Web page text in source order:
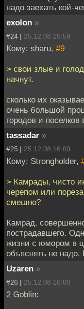
надо заехать кой-
exolon »
#24 | 25.12.08 15:59
Кому: sharu, #9
> свои злые и
начнут.
сколько их
очень большой
городов и
tassadar »
#25 | 25.12.08 16:00
Кому: Strongholder,
> Камрады, чисто
черепом или
смешно?
Камрад,
пострадавшего.
жизни с юмором в
объяснять не
Uzaren »
#26 | 25.12.08 16:00
2 Goblin: